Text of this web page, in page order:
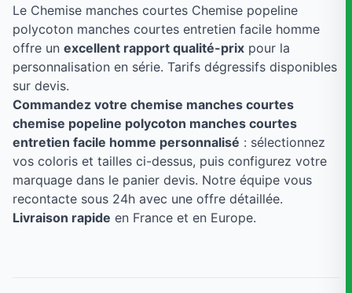
Le Chemise manches courtes Chemise popeline
polycoton manches courtes entretien facile homme
offre un excellent rapport qualité-prix pour la
personnalisation en série. Tarifs dégressifs disponibles
sur devis.
Commandez votre chemise manches courtes
chemise popeline polycoton manches courtes
entretien facile homme personnalisé : sélectionnez
vos coloris et tailles ci-dessus, puis configurez votre
marquage dans le panier devis. Notre équipe vous
recontacte sous 24h avec une offre détaillée.
Livraison rapide en France et en Europe.